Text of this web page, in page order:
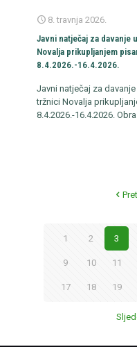
8. travnja 2026.
Javni natječaj za davanje
Novalja prikupljanjem
8.4.2026.-16.4.2026.
Javni natječaj za
tržnici Novalja
8.4.2026.-16.4.2026.
1 2 3
9 10 11
17 18 19